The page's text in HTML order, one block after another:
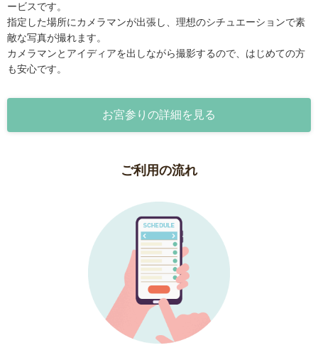
ービスです。
指定した場所にカメラマンが出張し、理想のシチュエーションで素
敵な写真が撮れます。
カメラマンとアイディアを出しながら撮影するので、はじめての方
も安心です。
お宮参りの詳細を見る
ご利用の流れ